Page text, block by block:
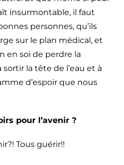
insurmontable, il faut
personnes, qu’ils
sur le plan médical, et
en soi de perdre la
la tête de l’eau et à
d’espoir que nous
pour l’avenir ?
Tous guérir!!